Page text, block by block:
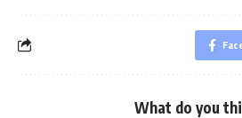
What do you